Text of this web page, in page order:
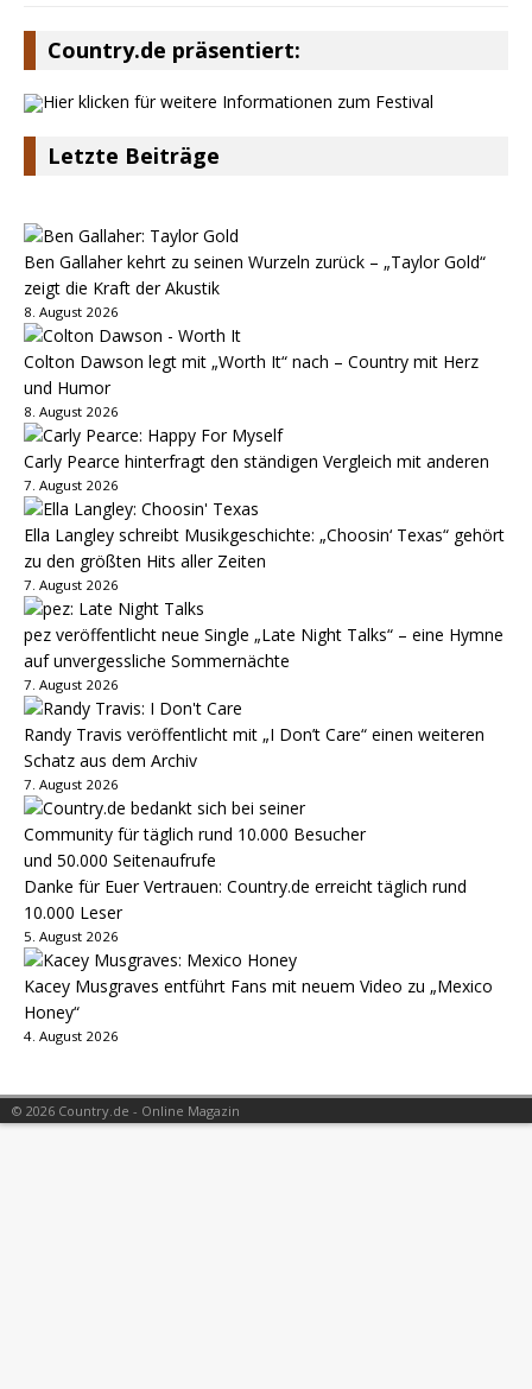
Country.de präsentiert:
Letzte Beiträge
Ben Gallaher kehrt zu seinen Wurzeln zurück – „Taylor Gold“
zeigt die Kraft der Akustik
8. August 2026
Colton Dawson legt mit „Worth It“ nach – Country mit Herz
und Humor
8. August 2026
Carly Pearce hinterfragt den ständigen Vergleich mit anderen
7. August 2026
Ella Langley schreibt Musikgeschichte: „Choosin‘ Texas“ gehört
zu den größten Hits aller Zeiten
7. August 2026
pez veröffentlicht neue Single „Late Night Talks“ – eine Hymne
auf unvergessliche Sommernächte
7. August 2026
Randy Travis veröffentlicht mit „I Don’t Care“ einen weiteren
Schatz aus dem Archiv
7. August 2026
Danke für Euer Vertrauen: Country.de erreicht täglich rund
10.000 Leser
5. August 2026
Kacey Musgraves entführt Fans mit neuem Video zu „Mexico
Honey“
4. August 2026
© 2026 Country.de - Online Magazin